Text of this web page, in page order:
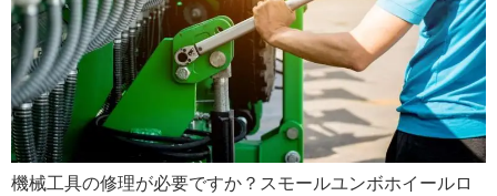
機械工具の修理が必要ですか？スモールユンボホイールロ